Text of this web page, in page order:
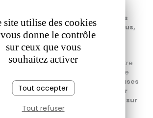
est notre priorité, nous vous
exceptionnel conçu pour vous,
annécien.
une occasion unique de construire votre
ensemble aux défis et opportunités de
repartirez avec desdonnées précieuses
évolutions du marché et maximiser
en 2026, ainsi qu'une vision claire sur
site utilise des cookies
donne le contrôle
sur ceux que vous
souhaitez activer
Tout accepter
Tout refuser